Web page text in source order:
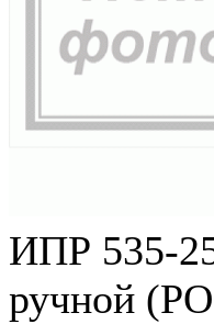
ИПР 535-
ручной